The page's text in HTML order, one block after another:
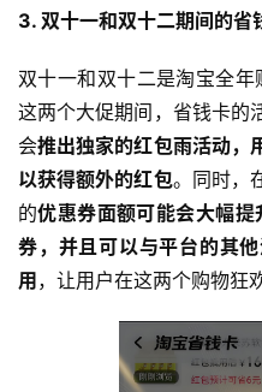
3. 双十一和双十二期间的省
双十一和双十二是淘宝全
这两个大促期间，省钱卡的
会推出独家的红包雨活动，
以获得额外的红包。同时，
的优惠券面额可能会大幅
券，并且可以与平台的其
用，让用户在这两个购物狂